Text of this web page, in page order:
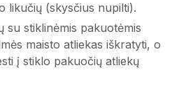
likučių (skysčius nupilti).
su stiklinėmis pakuotėmis
maisto atliekas iškratyti, o
į stiklo pakuočių atliekų